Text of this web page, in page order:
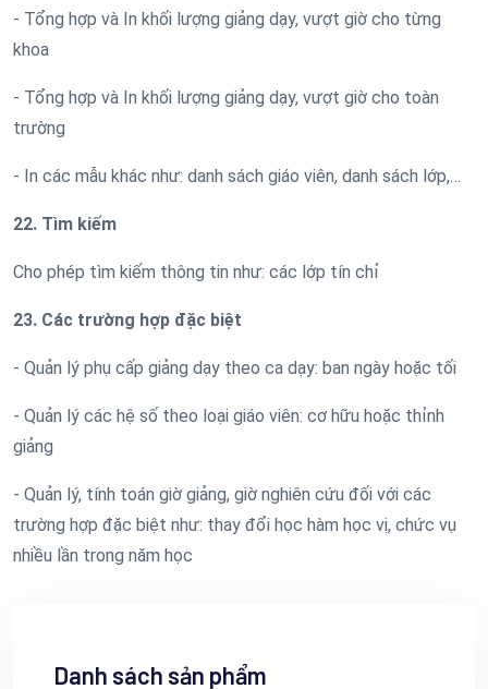
- Tổng hợp và In khối lượng giảng dạy, vượt giờ cho từng
khoa
- Tổng hợp và In khối lượng giảng dạy, vượt giờ cho toàn
trường
- In các mẫu khác như: danh sách giáo viên, danh sách lớp,…
22. Tìm kiếm
Cho phép tìm kiếm thông tin như: các lớp tín chỉ
23. Các trường hợp đặc biệt
- Quản lý phụ cấp giảng dạy theo ca dạy: ban ngày hoặc tối
- Quản lý các hệ số theo loại giáo viên: cơ hữu hoặc thỉnh
giảng
- Quản lý, tính toán giờ giảng, giờ nghiên cứu đối với các
trường hợp đặc biệt như: thay đổi học hàm học vị, chức vụ
nhiều lần trong năm học
Danh sách sản phẩm